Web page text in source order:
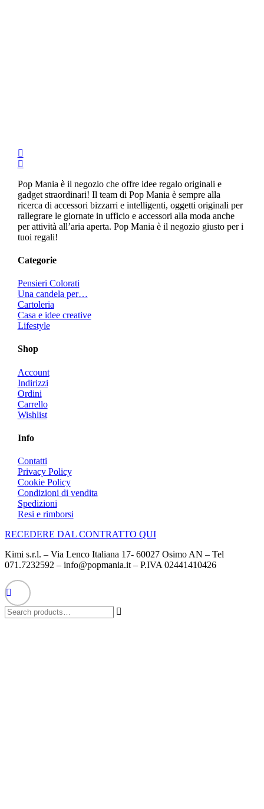
Pop Mania è il negozio che offre idee regalo originali e
gadget straordinari! Il team di Pop Mania è sempre alla
ricerca di accessori bizzarri e intelligenti, oggetti originali per
rallegrare le giornate in ufficio e accessori alla moda anche
per attività all’aria aperta. Pop Mania è il negozio giusto per i
tuoi regali!
Categorie
Pensieri Colorati
Una candela per…
Cartoleria
Casa e idee creative
Lifestyle
Shop
Account
Indirizzi
Ordini
Carrello
Wishlist
Info
Contatti
Privacy Policy
Cookie Policy
Condizioni di vendita
Spedizioni
Resi e rimborsi
RECEDERE DAL CONTRATTO QUI
Kimi s.r.l. – Via Lenco Italiana 17- 60027 Osimo AN – Tel
071.7232592 – info@popmania.it – P.IVA 02441410426